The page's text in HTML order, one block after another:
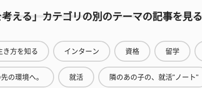
考える」カテゴリの別のテーマの記事を見る
き方を知る インターン 資格 留学
の環境へ。 就活 隣のあの子の、就活"ノート"